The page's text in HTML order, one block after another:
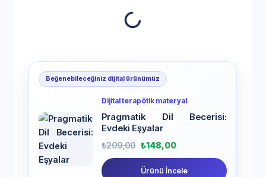
Beğenebileceğiniz dijital ürünümüz
Dijital terapötik materyal
Pragmatik Dil Becerisi:
Evdeki Eşyalar
₺209,00 ₺148,00
Ürünü İncele